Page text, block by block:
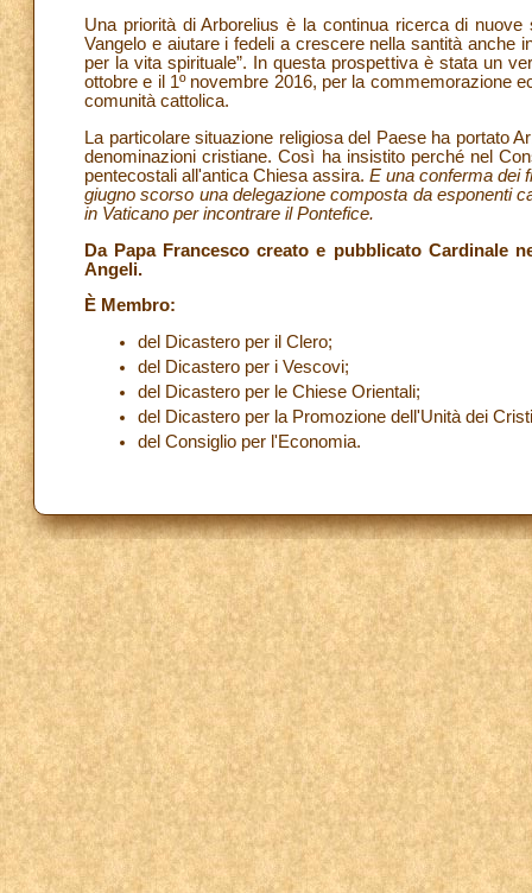
Una priorità di Arborelius è la continua ricerca di
Vangelo e aiutare i fedeli a crescere nella santità anche
per la vita spirituale”. In questa prospettiva è stata un
ottobre e il 1º novembre 2016, per la commemorazione
comunità cattolica.
La particolare situazione religiosa del Paese ha portato
denominazioni cristiane. Così ha insistito perché nel
pentecostali all'antica Chiesa assira. E una conferma dei
giugno scorso una delegazione composta da esponenti
in Vaticano per incontrare il Pontefice.
Da Papa Francesco creato e pubblicato Cardinale
Angeli.
È Membro:
del Dicastero per il Clero;
del Dicastero per i Vescovi;
del Dicastero per le Chiese Orientali;
del Dicastero per la Promozione dell'Unità dei
del Consiglio per l'Economia.